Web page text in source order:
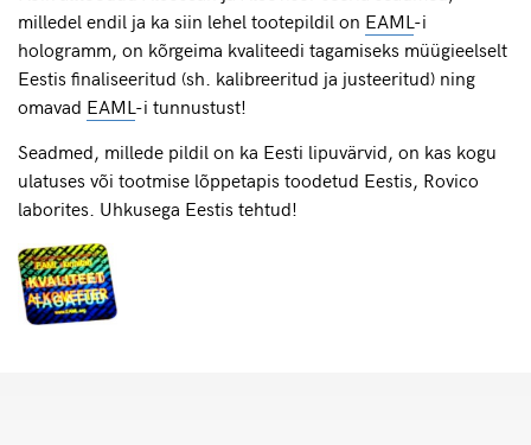
milledel endil ja ka siin lehel tootepildil on EAML-i
hologramm, on kõrgeima kvaliteedi tagamiseks müügieelselt
Eestis finaliseeritud (sh. kalibreeritud ja justeeritud) ning
omavad EAML-i tunnustust!
Seadmed, millede pildil on ka Eesti lipuvärvid, on kas kogu
ulatuses või tootmise lõppetapis toodetud Eestis, Rovico
laborites. Uhkusega Eestis tehtud!